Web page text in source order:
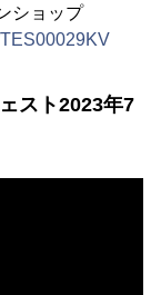
ショップ
スト2023年7